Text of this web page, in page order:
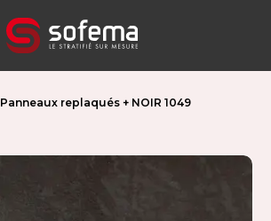
Panneaux replaqués + NOIR 1049